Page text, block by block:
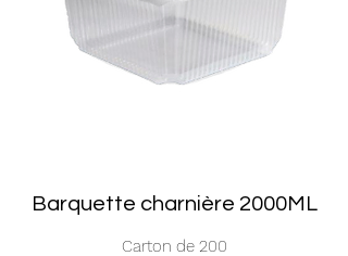
Barquette charnière 2000ML
Carton de 200